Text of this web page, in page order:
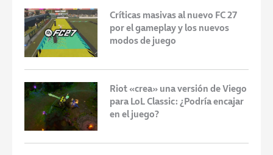
Críticas masivas al nuevo FC 27
por el gameplay y los nuevos
modos de juego
Riot «crea» una versión de Viego
para LoL Classic: ¿Podría encajar
en el juego?